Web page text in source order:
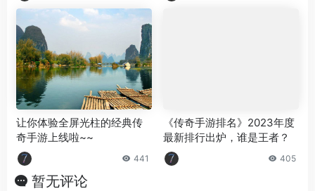
让你体验全屏光柱的经典传
奇手游上线啦~~
441
《传奇手游排名》2023年度
最新排行出炉，谁是王者？
405
暂无评论